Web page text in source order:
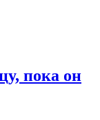
пока он